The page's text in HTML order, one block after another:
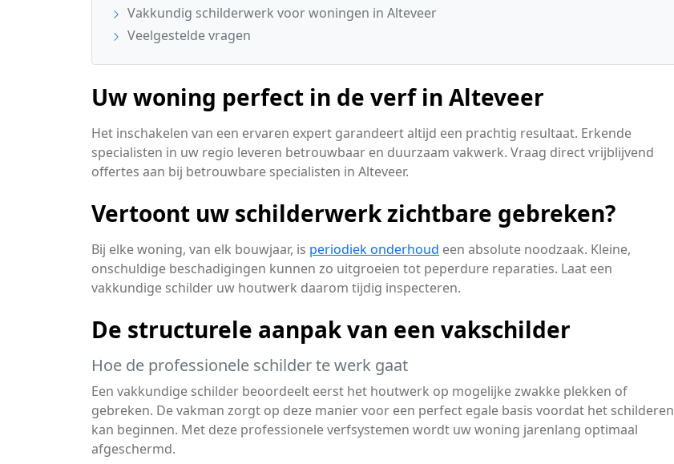
Vakkundig schilderwerk voor woningen in Alteveer
Veelgestelde vragen
Uw woning perfect in de verf in Alteveer
Het inschakelen van een ervaren expert garandeert altijd een prachtig resultaat. Erkende
specialisten in uw regio leveren betrouwbaar en duurzaam vakwerk. Vraag direct vrijblijvend
offertes aan bij betrouwbare specialisten in Alteveer.
Vertoont uw schilderwerk zichtbare gebreken?
Bij elke woning, van elk bouwjaar, is periodiek onderhoud een absolute noodzaak. Kleine,
onschuldige beschadigingen kunnen zo uitgroeien tot peperdure reparaties. Laat een
vakkundige schilder uw houtwerk daarom tijdig inspecteren.
De structurele aanpak van een vakschilder
Hoe de professionele schilder te werk gaat
Een vakkundige schilder beoordeelt eerst het houtwerk op mogelijke zwakke plekken of
gebreken. De vakman zorgt op deze manier voor een perfect egale basis voordat het schilderen
kan beginnen. Met deze professionele verfsystemen wordt uw woning jarenlang optimaal
afgeschermd.